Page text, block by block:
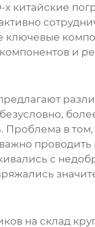
х китайские
ключевые
и
в том,
с
на склад